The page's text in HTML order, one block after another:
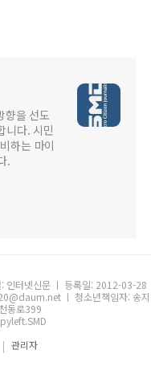
향을 선도
니다. 시민
하는 마이
.
인터넷신문 ㅣ 등록일: 2012-03-28
ㅣ 청소년책임자: 송지
동로399
관리자